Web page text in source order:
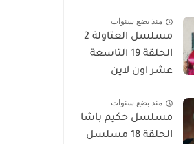
منذ بضع سنوات
مسلسل العتاولة 2
الحلقة 19 التاسعة
عشر اون لاين
منذ بضع سنوات
مسلسل حكيم باشا
الحلقة 18 مسلسل